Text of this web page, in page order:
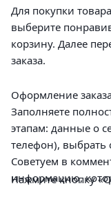
Для покупки
выберите
корзину. Далее
заказа.
Оформление
Заполняете
этапам: данные о
телефон), выбрать
Советуем в
информацию,
Нажмите кнопку